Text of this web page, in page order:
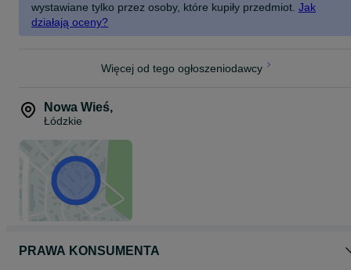
wystawiane tylko przez osoby, które kupiły przedmiot. Jak
działają oceny?
Więcej od tego ogłoszeniodawcy
Nowa Wieś,
Łódzkie
PRAWA KONSUMENTA